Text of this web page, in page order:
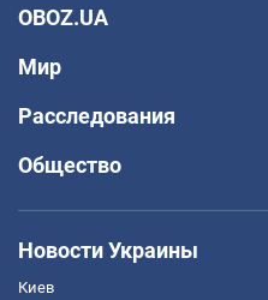
OBOZ.UA
Мир
Расследования
Общество
Новости Украины
Киев